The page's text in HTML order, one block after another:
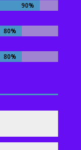
90%
90%
80%
80%
80%
80%